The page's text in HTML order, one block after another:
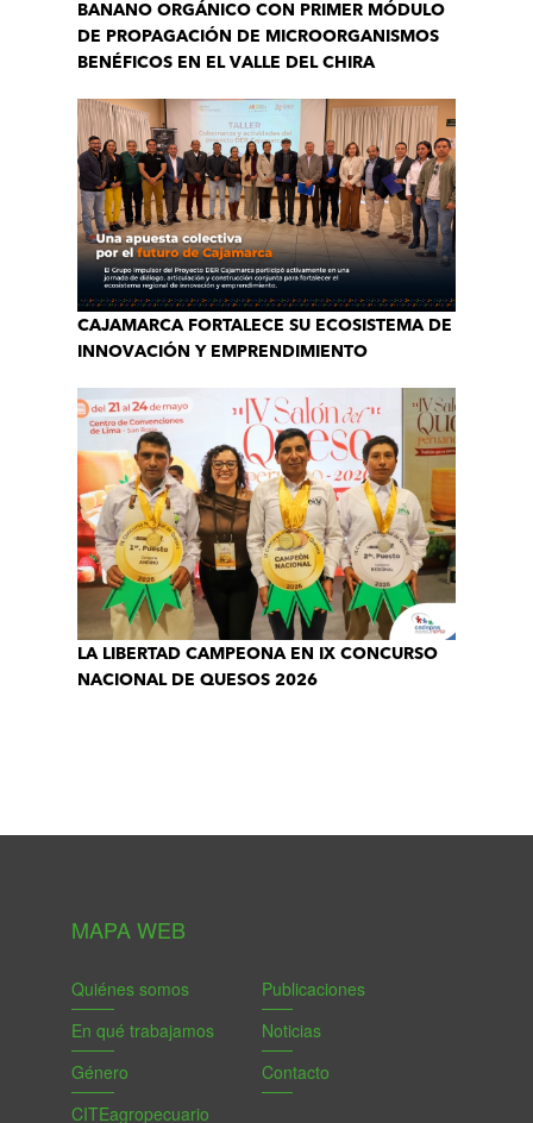
BANANO ORGÁNICO CON PRIMER MÓDULO
DE PROPAGACIÓN DE MICROORGANISMOS
BENÉFICOS EN EL VALLE DEL CHIRA
CAJAMARCA FORTALECE SU ECOSISTEMA DE
INNOVACIÓN Y EMPRENDIMIENTO
LA LIBERTAD CAMPEONA EN IX CONCURSO
NACIONAL DE QUESOS 2026
MAPA WEB
Quiénes somos
En qué trabajamos
Género
CITEagropecuario
Publicaciones
Noticias
Contacto